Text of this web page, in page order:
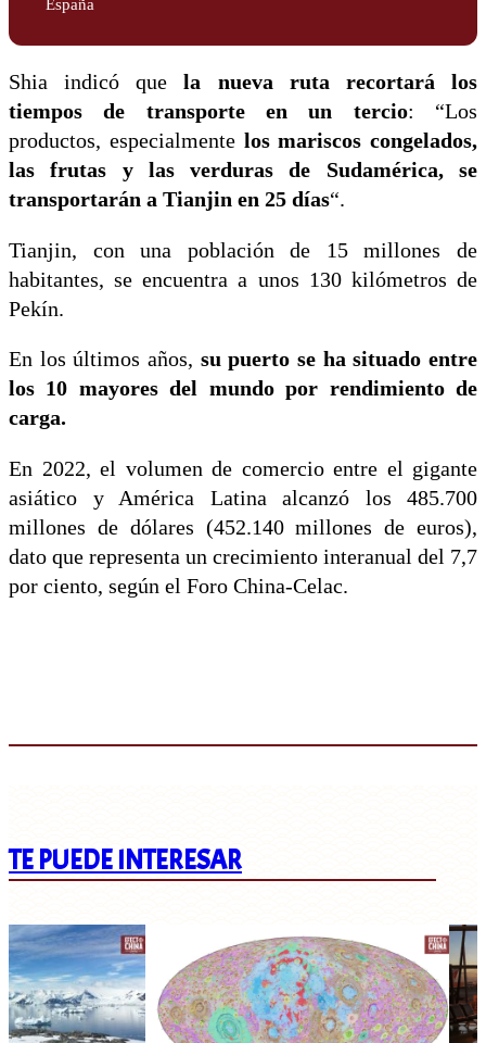
España
Shia indicó quela nueva ruta recortará los
tiempos de transporte en un tercio: “Los
productos, especialmentelos mariscos congelados,
las frutas y las verduras de Sudamérica, se
transportarán a Tianjin en 25 días“.
Tianjin, con una población de 15 millones de
habitantes, se encuentra a unos 130 kilómetros de
Pekín.
En los últimos años, su puerto se ha situado entre
los 10 mayores del mundo por rendimiento de
carga.
En 2022, el volumen de comercio entre el gigante
asiático y América Latina alcanzó los 485.700
millones de dólares (452.140 millones de euros),
dato que representa un crecimiento interanual del 7,7
por ciento, según el Foro China-Celac.
TE PUEDE INTERESAR